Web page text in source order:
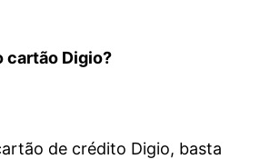
cartão Digio?
de crédito Digio, basta